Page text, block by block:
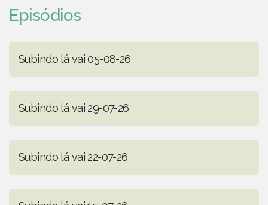
Episódios
Subindo lá vai 05-08-26
Subindo lá vai 29-07-26
Subindo lá vai 22-07-26